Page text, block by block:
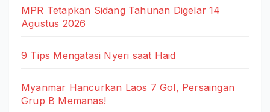
MPR Tetapkan Sidang Tahunan Digelar 14
Agustus 2026
9 Tips Mengatasi Nyeri saat Haid
Myanmar Hancurkan Laos 7 Gol, Persaingan
Grup B Memanas!